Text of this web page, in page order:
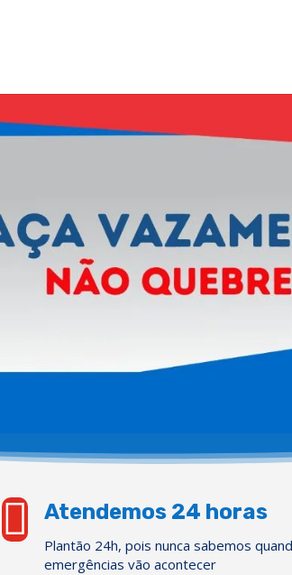
 Atendemos 24 horas
Plantão 24h, pois nunca sabemos
emergências vão acontecer